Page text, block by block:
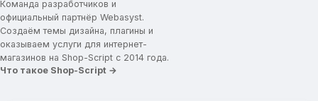
Команда разработчиков и
официальный партнёр Webasyst.
Создаём темы дизайна, плагины и
оказываем услуги для интернет-
магазинов на Shop-Script с 2014 года.
Что такое Shop-Script →